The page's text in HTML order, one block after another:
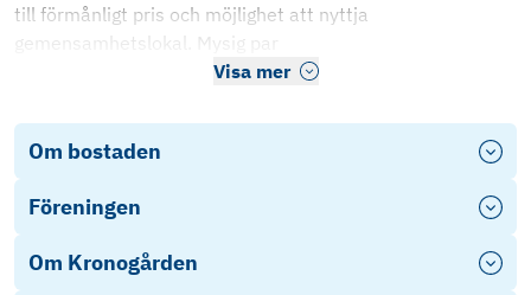
till förmånligt pris och möjlighet att nyttja
gemensamhetslokal. Mysig par
Visa mer
Om bostaden
Föreningen
Om Kronogården